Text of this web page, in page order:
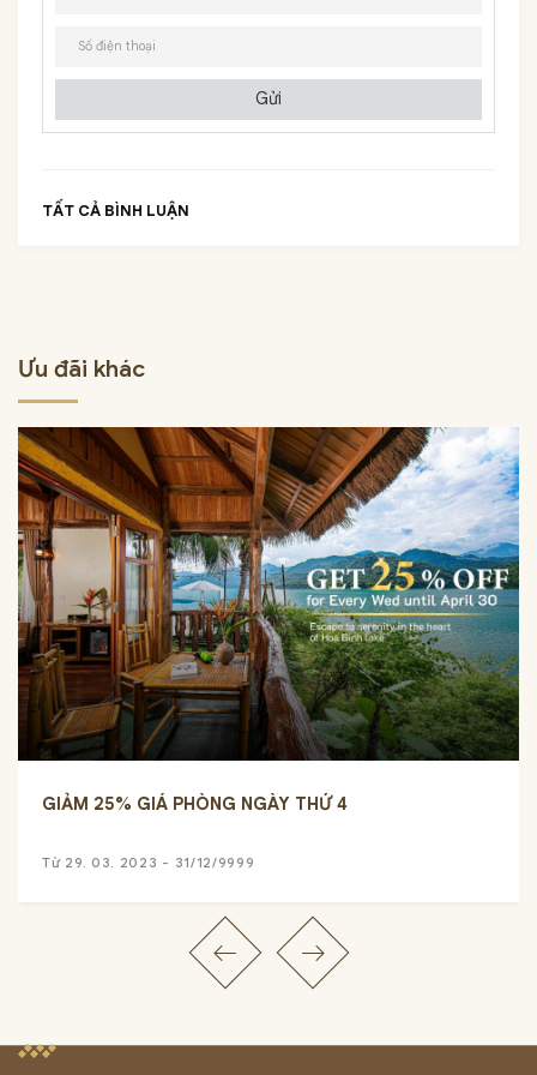
Gửi
TẤT CẢ BÌNH LUẬN
Ưu đãi khác
GIẢM 25% GIÁ PHÒNG NGÀY THỨ 4
Từ 29. 03. 2023 - 31/12/9999